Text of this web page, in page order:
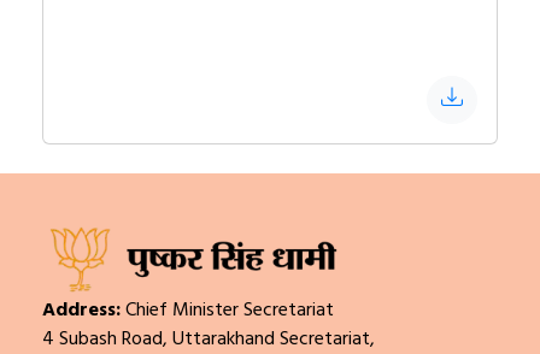
Address:Chief Minister Secretariat
4 Subash Road, Uttarakhand Secretariat,